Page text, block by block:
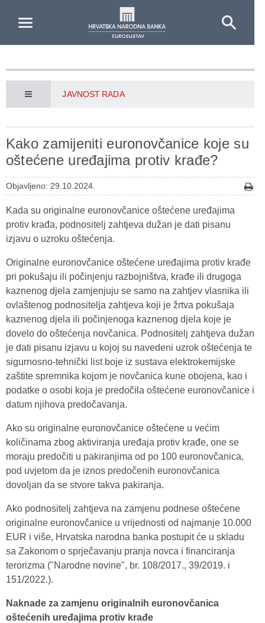
JAVNOST RADA
Kako zamijeniti euronovčanice koje su
oštećene uređajima protiv krađe?
Objavljeno: 29.10.2024.
Kada su originalne euronovčanice oštećene uređajima
protiv krađa, podnositelj zahtjeva dužan je dati pisanu
izjavu o uzroku oštećenja.
Originalne euronovčanice oštećene uređajima protiv krađe
pri pokušaju ili počinjenju razbojništva, krađe ili drugoga
kaznenog djela zamjenjuju se samo na zahtjev vlasnika ili
ovlaštenog podnositelja zahtjeva koji je žrtva pokušaja
kaznenog djela ili počinjenoga kaznenog djela koje je
dovelo do oštećenja novčanica. Podnositelj zahtjeva dužan
je dati pisanu izjavu u kojoj su navedeni uzrok oštećenja te
sigurnosno-tehnički list boje iz sustava elektrokemijske
zaštite spremnika kojom je novčanica kune obojena, kao i
podatke o osobi koja je predočila oštećene euronovčanice i
datum njihova predočavanja.
Ako su originalne euronovčanice oštećene u većim
količinama zbog aktiviranja uređaja protiv krađe, one se
moraju predočiti u pakiranjima od po 100 euronovčanica,
pod uvjetom da je iznos predočenih euronovčanica
dovoljan da se stvore takva pakiranja.
Ako podnositelj zahtjeva na zamjenu podnese oštećene
originalne euronovčanice u vrijednosti od najmanje 10.000
EUR i više, Hrvatska narodna banka postupit će u skladu
sa Zakonom o sprječavanju pranja novca i financiranja
terorizma ("Narodne novine", br. 108/2017., 39/2019. i
151/2022.).
Naknade za zamjenu originalnih euronovčanica
oštećenih uređajima protiv krađe